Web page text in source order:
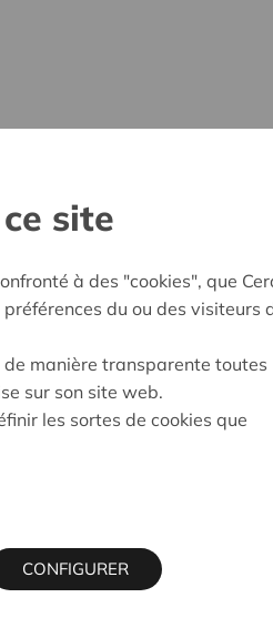
site
à des "cookies", que
du ou des visiteurs
manière transparente toutes
sur son site web.
les sortes de cookies que
CONFIGURER